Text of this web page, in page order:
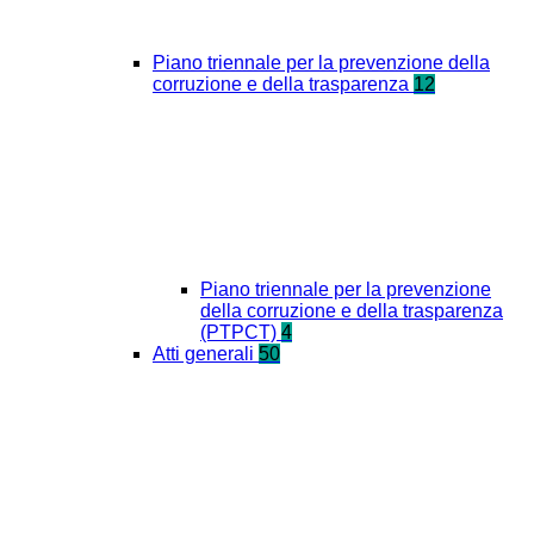
Piano triennale per la prevenzione della
corruzione e della trasparenza 12
Piano triennale per la prevenzione
della corruzione e della trasparenza
(PTPCT) 4
Atti generali 50